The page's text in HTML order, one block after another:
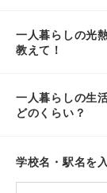
一人暮らしの光
教えて！
一人暮らしの生
どのくらい？
学校名・駅名を